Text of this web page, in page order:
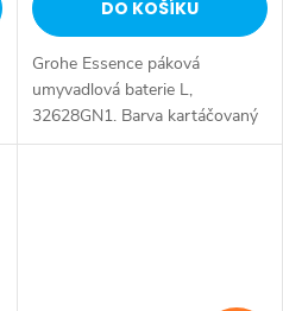
DO KOŠÍKU
Grohe Essence páková
umyvadlová baterie L,
32628GN1. Barva kartáčovaný
Cool Sunrise.